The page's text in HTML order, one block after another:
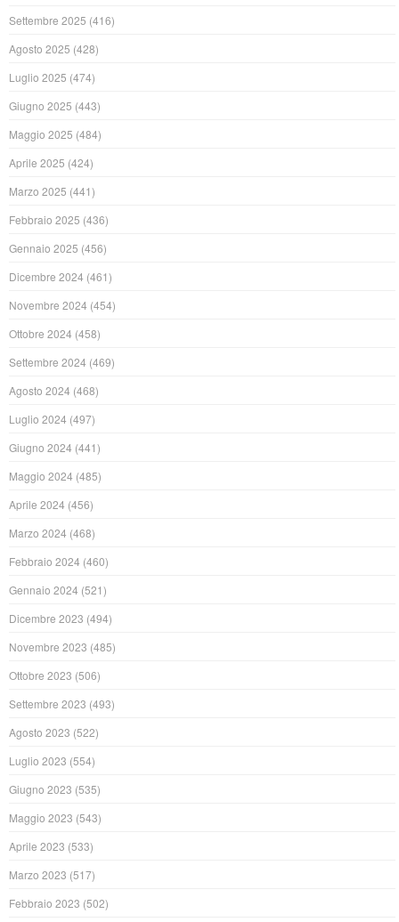
Settembre 2025 (416)
Agosto 2025 (428)
Luglio 2025 (474)
Giugno 2025 (443)
Maggio 2025 (484)
Aprile 2025 (424)
Marzo 2025 (441)
Febbraio 2025 (436)
Gennaio 2025 (456)
Dicembre 2024 (461)
Novembre 2024 (454)
Ottobre 2024 (458)
Settembre 2024 (469)
Agosto 2024 (468)
Luglio 2024 (497)
Giugno 2024 (441)
Maggio 2024 (485)
Aprile 2024 (456)
Marzo 2024 (468)
Febbraio 2024 (460)
Gennaio 2024 (521)
Dicembre 2023 (494)
Novembre 2023 (485)
Ottobre 2023 (506)
Settembre 2023 (493)
Agosto 2023 (522)
Luglio 2023 (554)
Giugno 2023 (535)
Maggio 2023 (543)
Aprile 2023 (533)
Marzo 2023 (517)
Febbraio 2023 (502)